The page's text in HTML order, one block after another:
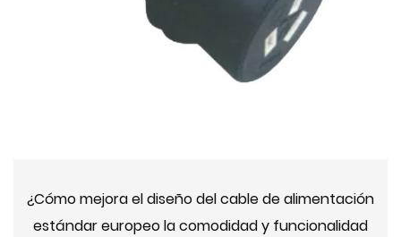
¿Cómo mejora el diseño del cable de alimentación
estándar europeo la comodidad y funcionalidad